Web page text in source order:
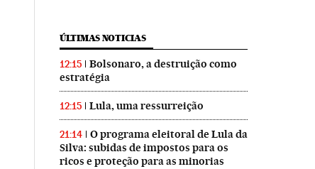
ÚLTIMAS NOTICIAS
12:15
Bolsonaro, a destruição como
estratégia
12:15 Lula, uma ressurreição
21:14
O programa eleitoral de Lula da
Silva: subidas de impostos para os
ricos e proteção para as minorias